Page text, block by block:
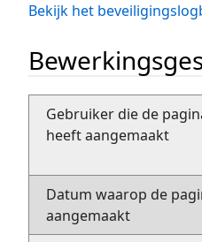
Bekijk het
Gebruiker die de
heeft aangemaakt
Datum waarop de
aangemaakt